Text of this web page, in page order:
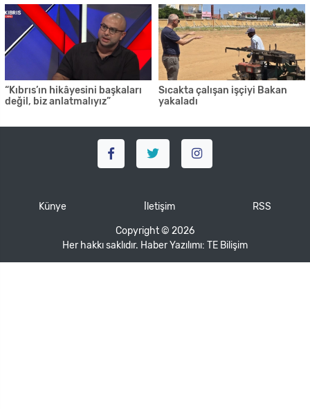
“Kıbrıs’ın hikâyesini başkaları
değil, biz anlatmalıyız”
Sıcakta çalışan işçiyi Bakan
yakaladı
Künye İletişim RSS
Copyright © 2026
Her hakkı saklıdır. Haber Yazılımı: TE Bilişim